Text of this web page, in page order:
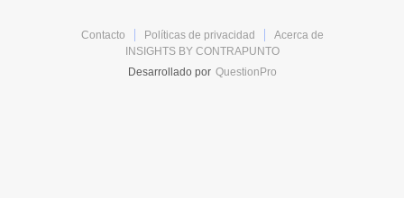
Contacto Políticas de privacidad
Acerca de
INSIGHTS BY CONTRAPUNTO
Desarrollado por QuestionPro